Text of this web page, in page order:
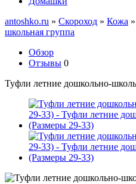
antoshko.ru » Скороход » Кожа »
школьная группа
Обзор
Отзывы 0
Туфли летние дошкольно-